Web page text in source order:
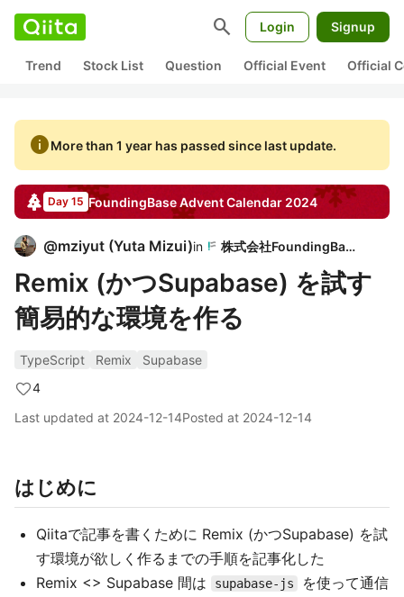
search Login Signup
Trend Stock List Question Official Event Official
infoMore than 1 year has passed since last update.
Day 15 FoundingBaseAdvent Calendar 2024
@mziyut (Yuta Mizui)in 株式会社FoundingBase
Remix (かつSupabase) を試す
簡易的な環境を作る
TypeScript Remix
Supabase
4
Last updated at 2024-12-14Posted at 2024-12-14
はじめに
Qiitaで記事を書くために Remix (かつSupabase) を試
す環境が欲しく作るまでの手順を記事化した
Remix <> Supabase 間は
supabase-js
を使って通信